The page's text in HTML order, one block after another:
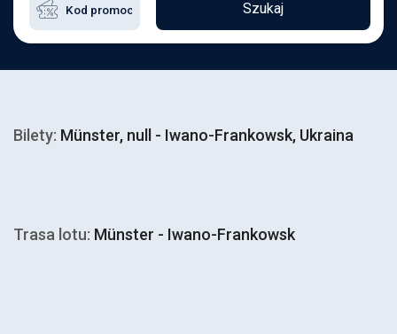
Szukaj
Bilety: Münster, null - Iwano-Frankowsk, Ukraina
Trasa lotu: Münster - Iwano-Frankowsk